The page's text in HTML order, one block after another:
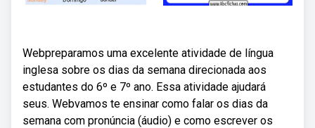
Webpreparamos uma excelente atividade de língua
inglesa sobre os dias da semana direcionada aos
estudantes do 6º e 7º ano. Essa atividade ajudará
seus. Webvamos te ensinar como falar os dias da
semana com pronúncia (áudio) e como escrever os